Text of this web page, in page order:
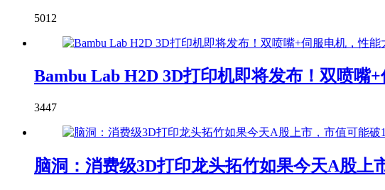
5012
Bambu Lab H2D 3D打印机即将发布！双喷嘴
3447
脑洞：消费级3D打印龙头拓竹如果今天A股上